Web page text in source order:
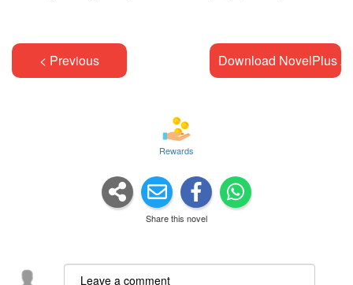
< Previous Download NovelPlus
Rewards
Share this novel